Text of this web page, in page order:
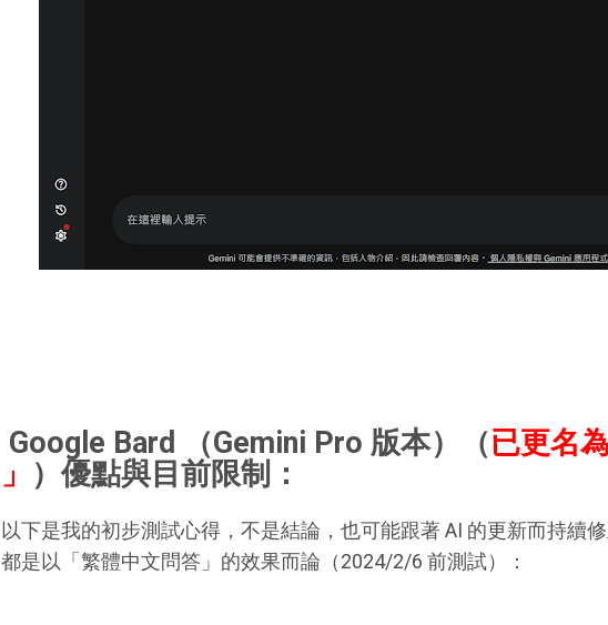
Google Bard （Gemini Pro 版本） （已更名
」 ） 優點與目前限制：
以下是我的初步測試心得，不是結論，也可能跟著 AI 的更新而持續
都是以「繁體中文問答」的效果而論（2024/2/6 前測試）：